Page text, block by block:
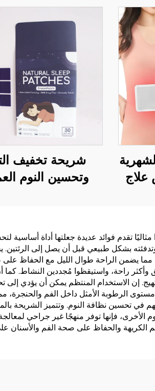
علاج
شريحة تخفيف
وتحسين النوم
مثاليًا تقدم فوائد عديدة جعلتها أداة
وتدفئته بشكل طبيعي قبل أن يصل إلى
يضمن الراحة طوال الليل مع الحفاظ
وأكثر راحة، واستيقظوا مُجددين النشاط.
إن الاستخدام المنتظم يمكن أن يؤدي إلى
الرطوبة الأمثل داخل الفم
تحسين نظافة النوم. وتتميز الشريحة
الأخرى، فإنها توفر منهجًا غير جراحي
الكريهة والحفاظ على صحة الفم والأسنان